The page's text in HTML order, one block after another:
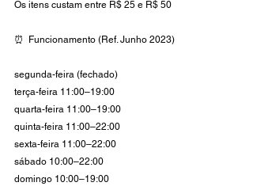
Os itens custam entre R$ 25 e R$ 50
⏰  Funcionamento (Ref. Junho 2023)
segunda-feira (fechado)
terça-feira 11:00–19:00
quarta-feira 11:00–19:00
quinta-feira 11:00–22:00
sexta-feira 11:00–22:00
sábado 10:00–22:00
domingo 10:00–19:00